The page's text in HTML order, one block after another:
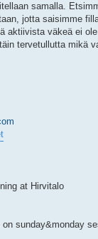
samalla.
jotta saisimme
aktiivista väkeä ei
tervetullutta mikä
at Hirvitalo
sunday&monday